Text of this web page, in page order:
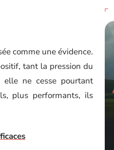
comme une évidence.
tant la pression du
elle ne cesse pourtant
plus performants, ils